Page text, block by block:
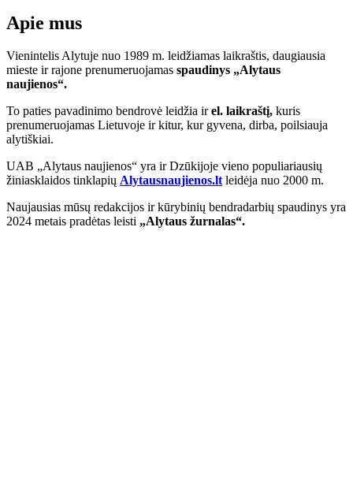
Apie mus
Vienintelis Alytuje nuo 1989 m. leidžiamas laikraštis, daugiausia
mieste ir rajone prenumeruojamas spaudinys „Alytaus
naujienos“.
To paties pavadinimo bendrovė leidžia irel. laikraštį, kuris
prenumeruojamas Lietuvoje ir kitur, kur gyvena, dirba, poilsiauja
alytiškiai.
UAB „Alytaus naujienos“ yra ir Dzūkijoje vieno populiariausių
žiniasklaidos tinklapių Alytausnaujienos.ltleidėja nuo 2000 m.
Naujausias mūsų redakcijos ir kūrybinių bendradarbių spaudinys yra
2024 metais pradėtas leisti „Alytaus žurnalas“.